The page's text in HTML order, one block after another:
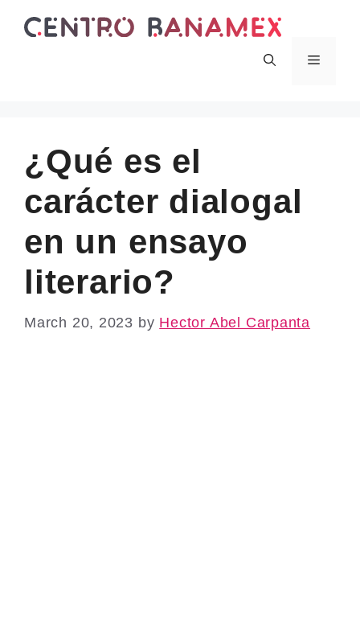
Menu
¿Qué es el
carácter dialogal
en un ensayo
literario?
March 20, 2023 by Hector Abel Carpanta